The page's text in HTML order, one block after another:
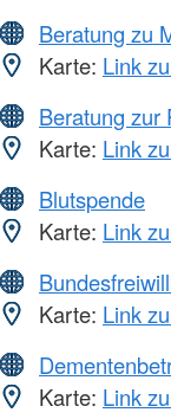
Beratung zu
Karte: Link
Beratung zur
Karte: Link
Blutspende
Karte: Link
Karte: Link
Karte: Link